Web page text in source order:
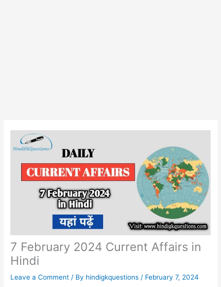
7 February 2024 Current Affairs in
Hindi
Leave a Comment / By hindigkquestions / February 7, 2024